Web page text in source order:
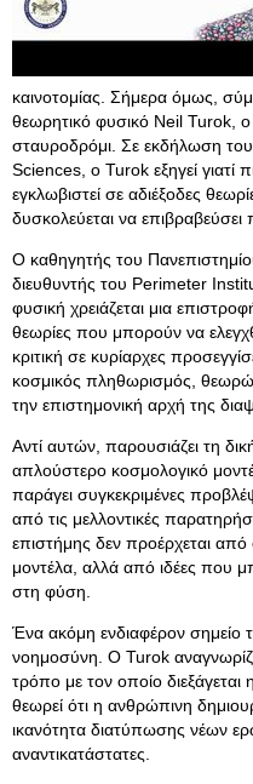
καινοτομίας. Σήμερα όμως,
θεωρητικό φυσικό Neil Turok, ο
σταυροδρόμι. Σε εκδήλωση
Sciences, ο Turok εξηγεί γιατί
εγκλωβιστεί σε αδιέξοδες
δυσκολεύεται να επιβραβεύσει
Ο καθηγητής του
διευθυντής του Perimeter
φυσική χρειάζεται μια
θεωρίες που μπορούν να
κριτική σε κυρίαρχες
κοσμικός πληθωρισμός,
την επιστημονική αρχή της
Αντί αυτών, παρουσιάζει τη
απλούστερο κοσμολογικό
παράγει συγκεκριμένες
από τις μελλοντικές
επιστήμης δεν προέρχεται
μοντέλα, αλλά από ιδέες που
στη φύση.
Ένα ακόμη ενδιαφέρον σημείο
νοημοσύνη. Ο Turok
τρόπο με τον οποίο
θεωρεί ότι η ανθρώπινη
ικανότητα διατύπωσης νέων
αναντικατάστατες.